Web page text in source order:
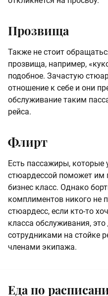
Прозвища
Также не стоит
прозвища, например,
подобное. Зачастую
отношение к себе и они
обслуживание таким
рейса.
Флирт
Есть пассажиры, которые
стюардессой поможет им
бизнес класс. Однако
комплиментов никого не
стюардесс, если кто-то
класса обслуживания,
сотрудниками на стойке
членами экипажа.
Еда по